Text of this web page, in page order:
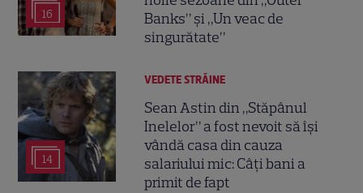
16
Banks” și „Un veac de
singurătate”
14
VEDETE STRĂINE
Sean Astin din „Stăpânul
Inelelor” a fost nevoit să își
vândă casa din cauza
salariului mic: Câți bani a
primit de fapt